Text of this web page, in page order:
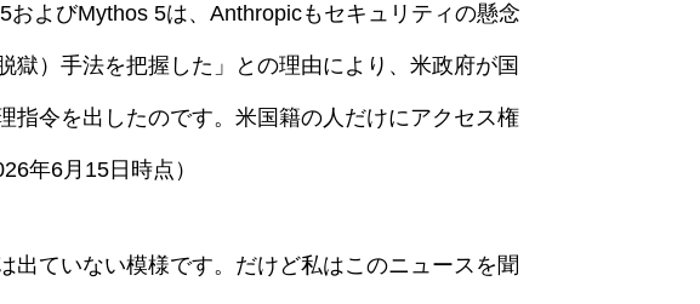
よびMythos 5は、Anthropicもセキュリティの懸念
）手法を把握した」との理由により、米政府が国
指令を出したのです。米国籍の人だけにアクセス権
年6月15日時点）
出ていない模様です。だけど私はこのニュースを聞